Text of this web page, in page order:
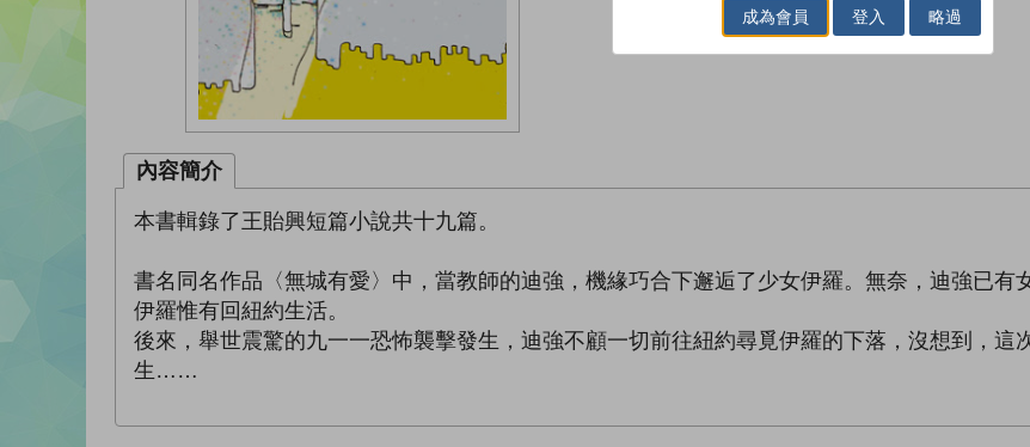
內容簡介
本書輯錄了王貽興短篇小說共十九篇。
書名同名作品〈無城有愛〉中，當教師的迪強，機緣巧合下邂逅了少女伊羅。無奈，迪強已有
伊羅惟有回紐約生活。
後來，舉世震驚的九一一恐怖襲擊發生，迪強不顧一切前往紐約尋覓伊羅的下落，沒想到，這
生……
成為會員 登入 略過